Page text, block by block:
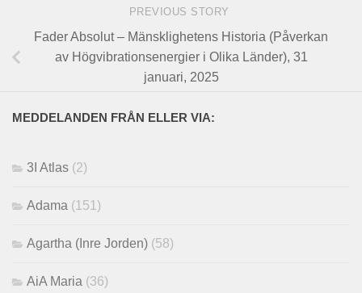
PREVIOUS STORY
Fader Absolut – Mänsklighetens Historia (Påverkan
av Högvibrationsenergier i Olika Länder), 31
januari, 2025
MEDDELANDEN FRÅN ELLER VIA:
3I Atlas (2)
Adama (151)
Agartha (Inre Jorden) (58)
AiA Maria (36)